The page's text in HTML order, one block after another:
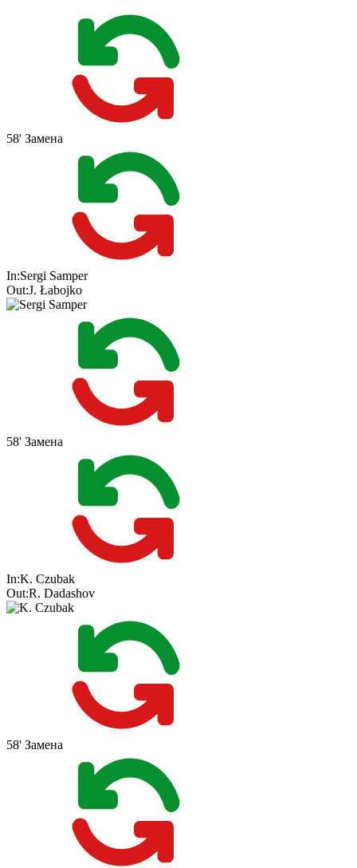
58' Замена
In:Sergi Samper
Out:J. Łabojko
58' Замена
In:K. Czubak
Out:R. Dadashov
58' Замена